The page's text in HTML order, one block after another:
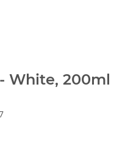
White, 200ml